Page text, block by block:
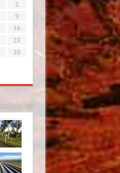
2
9
16
23
30